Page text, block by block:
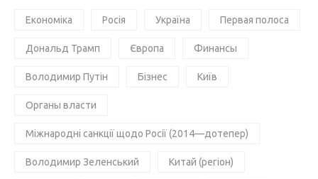
Економіка Росія Україна Первая полоса
Дональд Трамп Європа Финансы
Володимир Путін Бізнес Київ
Органы власти
Міжнародні санкції щодо Росії (2014—дотепер)
Володимир Зеленський Китай (регіон)